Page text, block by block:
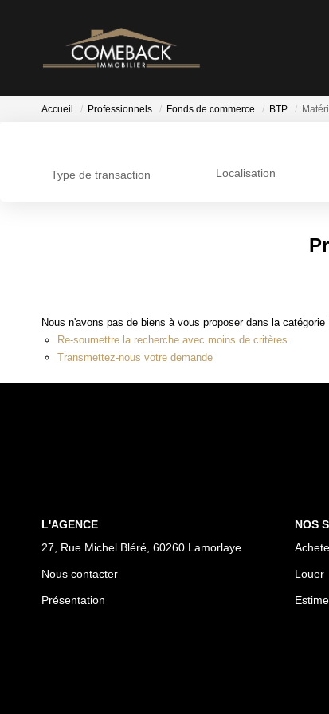
Accueil Professionnels Fonds de commerce BTP
Type de transaction Localisation
Nous n'avons pas de biens à vous proposer dans la
Re-soumettre la recherche avec moins de critères.
Transmettez-nous votre demande
L'AGENCE
27, Rue Michel Bléré, 60260 Lamorlaye
Nous contacter
Présentation
NOS
Louer